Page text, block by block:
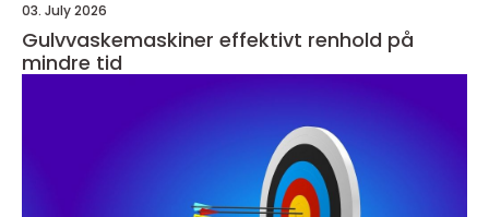
03. July 2026
Gulvvaskemaskiner effektivt renhold på
mindre tid